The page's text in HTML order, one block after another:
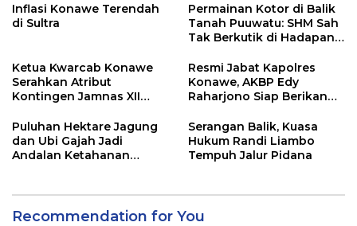
Inflasi Konawe Terendah
di Sultra
Permainan Kotor di Balik
Tanah Puuwatu: SHM Sah
Tak Berkutik di Hadapan
Ketua Kwarcab Konawe
Serahkan Atribut
Kontingen Jamnas XII
Resmi Jabat Kapolres
Konawe, AKBP Edy
Raharjono Siap Berikan
Puluhan Hektare Jagung
dan Ubi Gajah Jadi
Andalan Ketahanan
Serangan Balik, Kuasa
Hukum Randi Liambo
Tempuh Jalur Pidana
Recommendation for You